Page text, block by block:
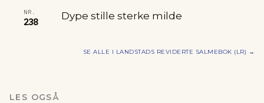
NR.
238
Dype stille sterke milde
SE ALLE I LANDSTADS REVIDERTE SALMEBOK (LR) →
LES OGSÅ